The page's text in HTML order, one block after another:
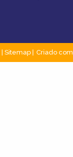
| Sitemap Criado com